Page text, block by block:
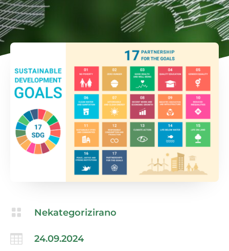
 Nekategorizirano
 24.09.2024